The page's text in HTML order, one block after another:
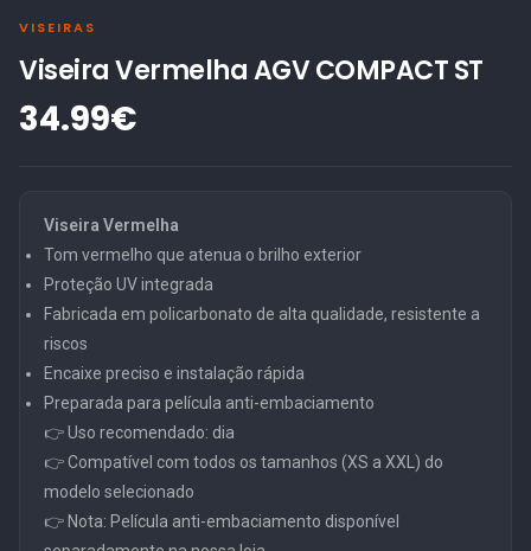
VISEIRAS
Viseira Vermelha AGV COMPACT ST
34.99€
Viseira Vermelha
Tom vermelho que atenua o brilho exterior
Proteção UV integrada
Fabricada em policarbonato de alta qualidade, resistente a
riscos
Encaixe preciso e instalação rápida
Preparada para película anti-embaciamento
👉 Uso recomendado: dia
👉 Compatível com todos os tamanhos (XS a XXL) do
modelo selecionado
👉 Nota: Película anti-embaciamento disponível